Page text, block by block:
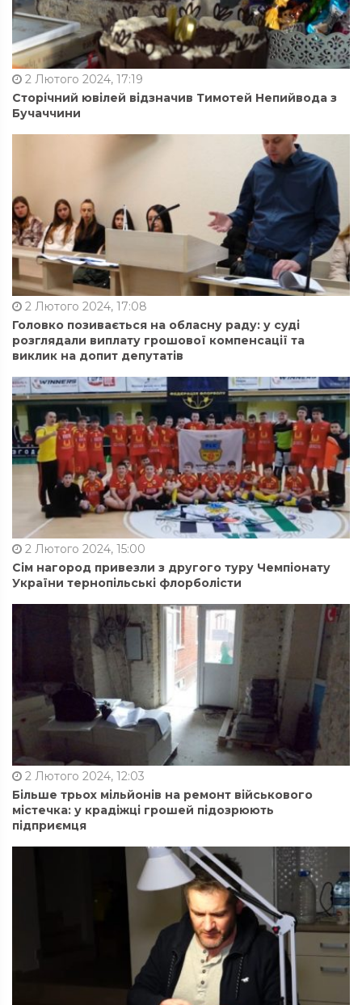
2 Лютого 2024, 17:19
Сторічний ювілей відзначив Тимотей Непийвода з
Бучаччини
2 Лютого 2024, 17:08
Головко позивається на обласну раду: у суді
розглядали виплату грошової компенсації та
виклик на допит депутатів
2 Лютого 2024, 15:00
Сім нагород привезли з другого туру Чемпіонату
України тернопільські флорболісти
2 Лютого 2024, 12:03
Більше трьох мільйонів на ремонт військового
містечка: у крадіжці грошей підозрюють
підприємця